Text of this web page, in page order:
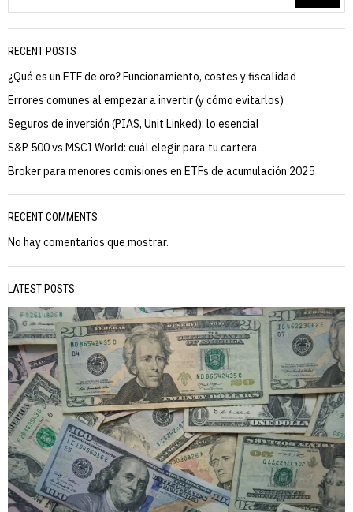
RECENT POSTS
¿Qué es un ETF de oro? Funcionamiento, costes y fiscalidad
Errores comunes al empezar a invertir (y cómo evitarlos)
Seguros de inversión (PIAS, Unit Linked): lo esencial
S&P 500 vs MSCI World: cuál elegir para tu cartera
Broker para menores comisiones en ETFs de acumulación 2025
RECENT COMMENTS
No hay comentarios que mostrar.
LATEST POSTS